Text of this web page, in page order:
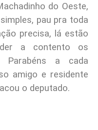
do Oeste,
pau pra toda
precisa, lá estão
a contento os
Parabéns a cada
amigo e residente
o deputado.